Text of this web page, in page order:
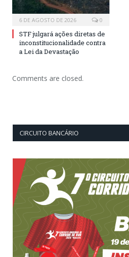
6 DE AGOSTO DE 2026 0
STF julgará ações diretas de
inconstitucionalidade contra
a Lei da Devastação
Comments are closed.
CIRCUITO BANCÁRIO